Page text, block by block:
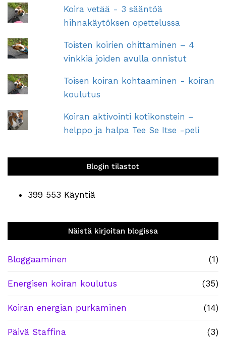
Koira vetää - 3 sääntöä
hihnakäytöksen opettelussa
Toisten koirien ohittaminen – 4
vinkkiä joiden avulla onnistut
Toisen koiran kohtaaminen - koiran
koulutus
Koiran aktivointi kotikonstein –
helppo ja halpa Tee Se Itse -peli
Blogin tilastot
399 553 Käyntiä
Näistä kirjoitan blogissa
Bloggaaminen (1)
Energisen koiran koulutus (35)
Koiran energian purkaminen (14)
Päivä Staffina (3)